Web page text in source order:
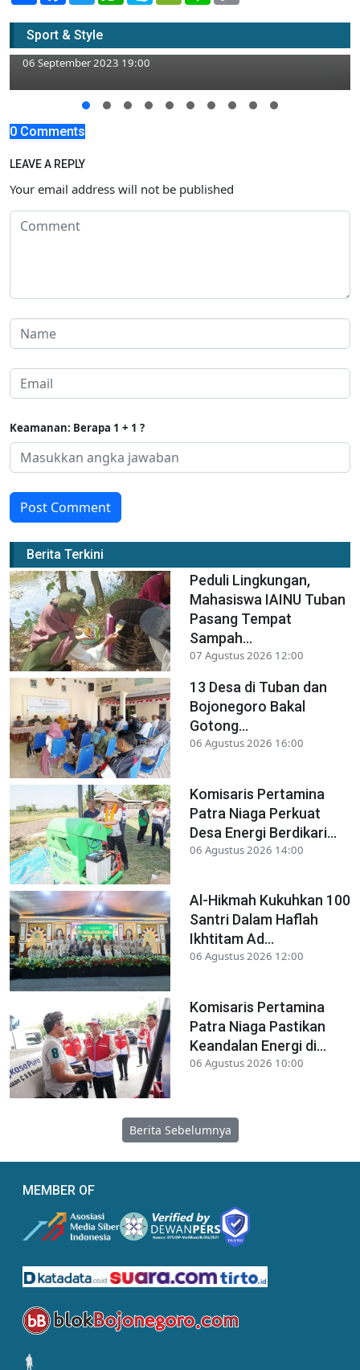
Sport & Style
GRR Tuban akan Perbaiki Sistem
Manajemen Keamanan
06 September 2023 19:00
0 Comments
LEAVE A REPLY
Your email address will not be published
Keamanan: Berapa 1 + 1 ?
Post Comment
Berita Terkini
Peduli Lingkungan,
Mahasiswa IAINU Tuban
Pasang Tempat
Sampah...
07 Agustus 2026 12:00
13 Desa di Tuban dan
Bojonegoro Bakal
Gotong...
06 Agustus 2026 16:00
Komisaris Pertamina
Patra Niaga Perkuat
Desa Energi Berdikari...
06 Agustus 2026 14:00
Al-Hikmah Kukuhkan 100
Santri Dalam Haflah
Ikhtitam Ad...
06 Agustus 2026 12:00
Komisaris Pertamina
Patra Niaga Pastikan
Keandalan Energi di...
06 Agustus 2026 10:00
Berita Sebelumnya
MEMBER OF